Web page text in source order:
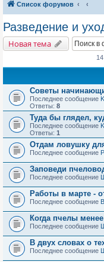
Список форумов
Разведение и
Новая тема
Советы
Последнее сообщение
Ответы: 8
Туда бы глядел,
Последнее сообщение
Ответы: 1
Отдам ловушку
Последнее сообщение
Заповеди
Последнее сообщение
Работы в марте -
Последнее сообщение
Когда пчелы
Последнее сообщение
В двух словах о
Последнее сообщение